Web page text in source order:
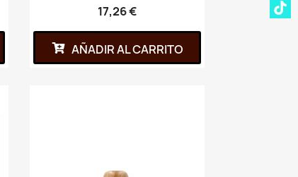
17,26 €
AÑADIR AL CARRITO